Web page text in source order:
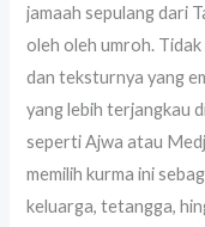
jamaah sepulang dari
oleh oleh umroh.
dan teksturnya yang
yang lebih terjangkau
seperti Ajwa atau
memilih kurma ini
keluarga, tetangga,